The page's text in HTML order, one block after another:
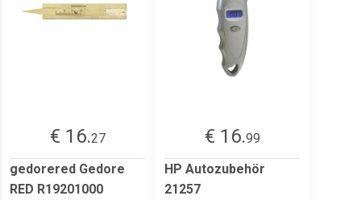
€ 16.27
gedorered Gedore
RED R19201000
€ 16.99
HP Autozubehör
21257